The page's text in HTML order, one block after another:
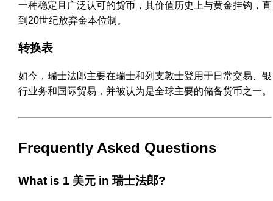
一种稳定且广泛认可的货币，其价值历史上与黄金挂钩，直
到20世纪放弃金本位制。
转换表
如今，瑞士法郎主要在瑞士和列支敦士登用于日常交易、银
行业务和国际贸易，并被认为是全球主要的储备货币之一。
Frequently Asked Questions
What is 1 美元 in 瑞士法郎?